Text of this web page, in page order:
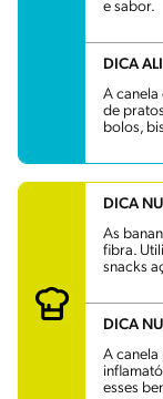
e sabor.
DICA
A canela
de
bolos,
DICA
As
fibra.
snacks
DICA
A
esses